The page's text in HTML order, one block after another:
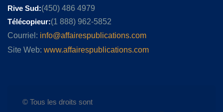
Rive Sud:(450) 486 4979
Télécopieur:(1 888) 962-5852
Courriel: info@affairespublications.com
Site Web: www.affairespublications.com
© Tous les droits sont